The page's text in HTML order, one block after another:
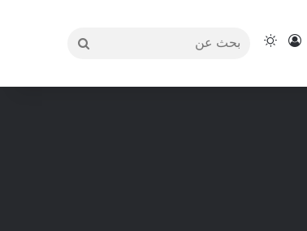
تسجيل الدخول
الوضع المظلم